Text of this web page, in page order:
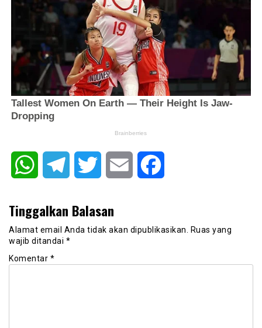
WhatsAppTelegram Twitter Email
Tinggalkan Balasan
Alamat email Anda tidak akan dipublikasikan.
Ruas yang
wajib ditandai *
Komentar *